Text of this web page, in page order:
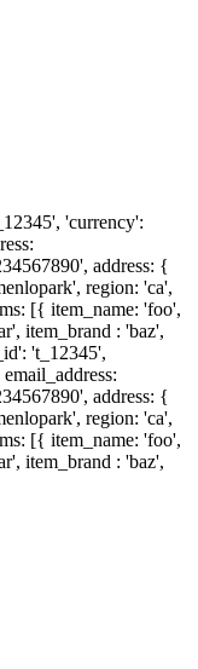
'currency':
address: {
region: 'ca',
[{ item_name: 'foo',
item_brand : 'baz',
't_12345',
address: {
region: 'ca',
[{ item_name: 'foo',
item_brand : 'baz',